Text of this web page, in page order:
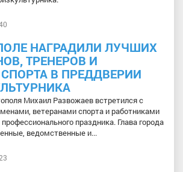
НАГРАДИЛИ ЛУЧШИХ
ТРЕНЕРОВ И
В ПРЕДДВЕРИИ
Михаил Развожаев встретился с
ветеранами спорта и работниками
праздника. Глава города
ведомственные и...